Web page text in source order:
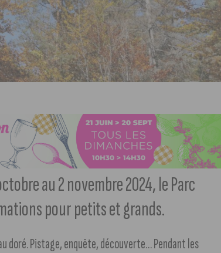
au 2 novembre 2024, le Parc
pour petits et grands.
doré. Pistage, enquête, découverte… Pendant les